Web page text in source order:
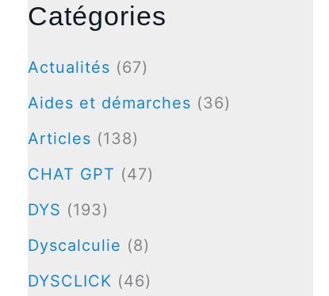
Catégories
Actualités (67)
Aides et démarches (36)
Articles (138)
CHAT GPT (47)
DYS (193)
Dyscalculie (8)
DYSCLICK (46)